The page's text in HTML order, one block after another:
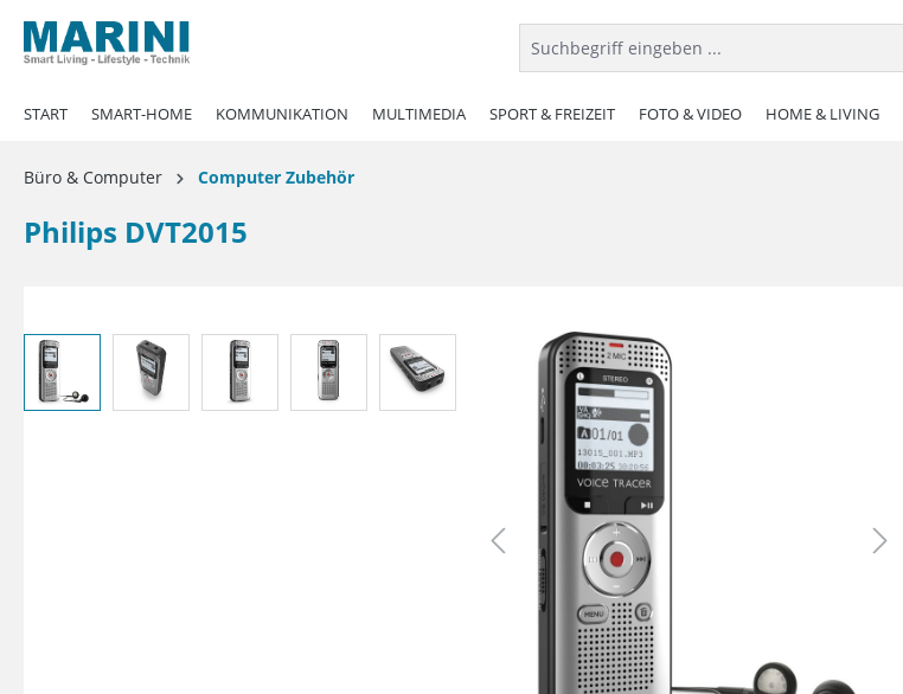
Zur Hauptnavigation springen
START SMART-HOME KOMMUNIKATION MULTIMEDIA SPORT & FREIZEIT FOTO & VIDEO HOME & LIVING
Büro & Computer Computer Zubehör
Philips DVT2015